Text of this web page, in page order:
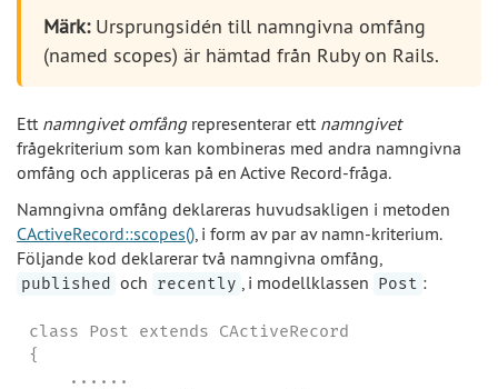
Märk:Ursprungsidén till namngivna omfång
(named scopes) är hämtad från Ruby on Rails.
Ett namngivet omfångrepresenterar ett namngivet
frågekriterium som kan kombineras med andra namngivna
omfång och appliceras på en Active Record-fråga.
Namngivna omfång deklareras huvudsakligen i metoden
CActiveRecord::scopes(), i form av par av namn-kriterium.
Följande kod deklarerar två namngivna omfång,
published och recently , i modellklassen Post :
class Post extends CActiveRecord
{
    ......